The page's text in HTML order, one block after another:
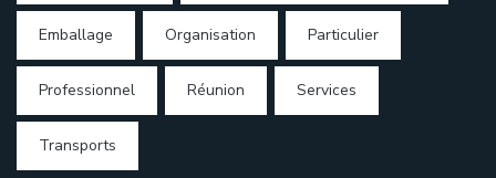
Emballage Organisation Particulier
Professionnel Réunion Services
Transports